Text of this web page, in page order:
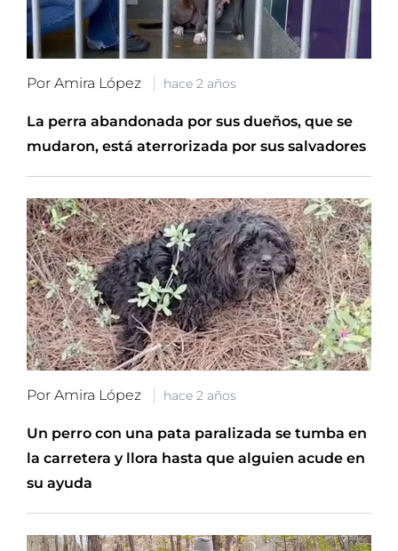
Por Amira López hace 2 años
La perra abandonada por sus dueños, que se
mudaron, está aterrorizada por sus salvadores
Por Amira López hace 2 años
Un perro con una pata paralizada se tumba en
la carretera y llora hasta que alguien acude en
su ayuda